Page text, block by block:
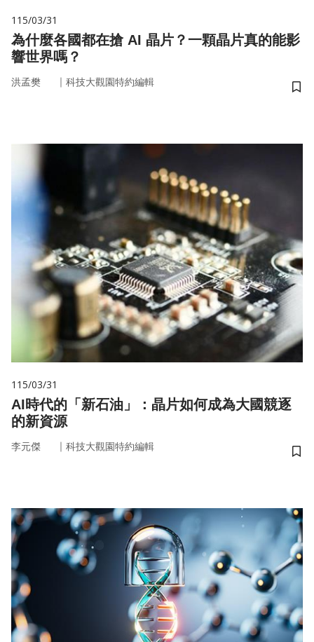
115/03/31
為什麼各國都在搶 AI 晶片？一顆晶片真的能影
響世界嗎？
洪孟樊 ｜ 科技大觀園特約編輯
儲
115/03/31
AI時代的「新石油」：晶片如何成為大國競逐
的新資源
李元傑 ｜ 科技大觀園特約編輯
儲